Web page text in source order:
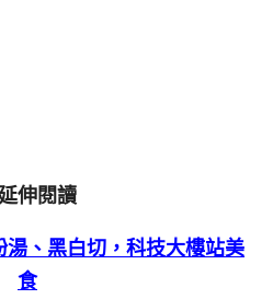
伸閱讀
、黑白切，科技大樓站美
食